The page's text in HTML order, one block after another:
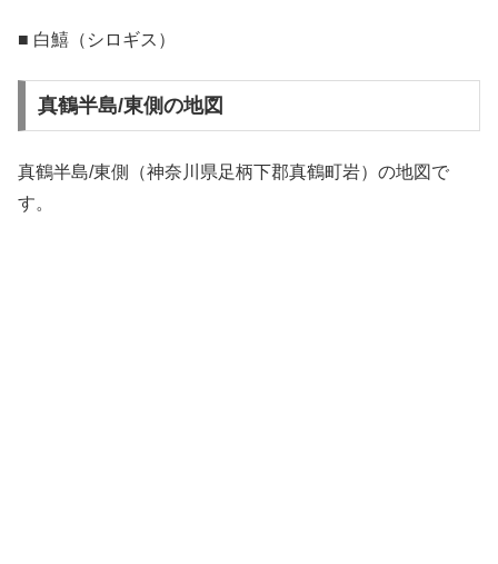
■ 白鱚（シロギス）
真鶴半島/東側の地図
真鶴半島/東側（神奈川県足柄下郡真鶴町岩）の地図で
す。